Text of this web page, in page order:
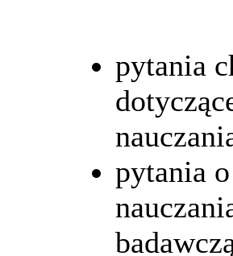
pytania
pytania